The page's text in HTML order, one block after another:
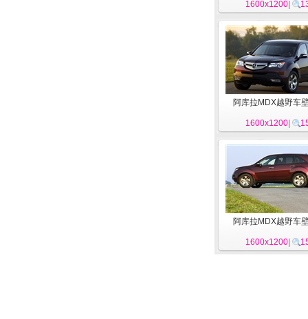
1600x1200
阿库拉MDX越野车
1600x1200
阿库拉MDX越野车
1600x1200